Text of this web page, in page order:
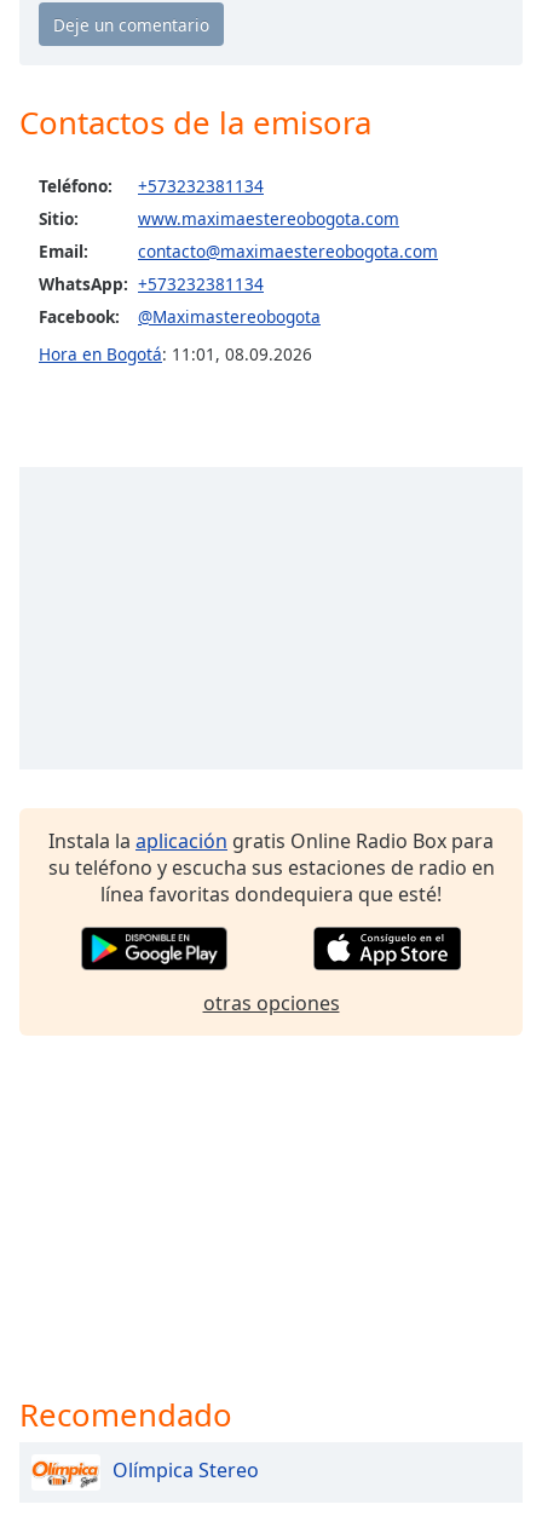
Opacity
Caption
Background
Opacity
Font
dialog
window.
Contactos de la emisora
Teléfono:
+573232381134
Sitio:
www.maximaestereobogota.com
Email:
contacto@maximaestereobogota.com
WhatsApp: +573232381134
Facebook:
@Maximastereobogota
Hora en Bogotá: 11:01 , 08.09.2026
Instala la aplicación gratis Online Radio Box para
su teléfono y escucha sus estaciones de radio en
línea favoritas dondequiera que esté!
otras opciones
Recomendado
Olímpica Stereo